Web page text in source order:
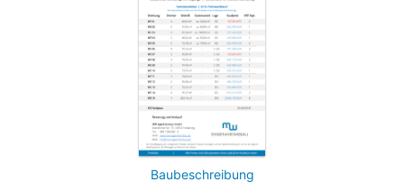
Baubeschreibung